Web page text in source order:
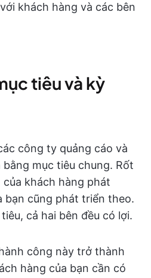
khách hàng và các bên
tiêu và kỳ
công ty quảng cáo và
mục tiêu chung. Rốt
khách hàng phát
bạn cũng phát triển theo.
cả hai bên đều có lợi.
công này trở thành
hàng của bạn cần có